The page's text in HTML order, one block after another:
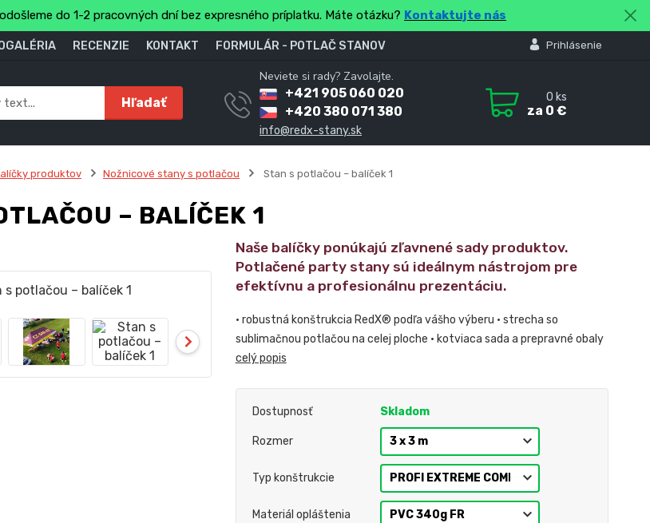
do 1-2 pracovných dní bez expresného príplatku. Máte otázku? Kontaktujte nás
RECENZIE KONTAKT FORMULÁR - POTLAČ STANOV Prihlásenie
Hľadať
Neviete si rady? Zavolajte.
+421 905 060 020
+420 380 071 380
info@redx-stany.sk
0 ks
za 0 €
produktov Nožnicové stany s potlačou Stan s potlačou – balíček 1
– BALÍČEK 1
Naše balíčky ponúkajú zľavnené sady produktov.
Potlačené party stany sú ideálnym nástrojom pre
efektívnu a profesionálnu prezentáciu.
• robustná konštrukcia RedX® podľa vášho výberu • strecha so
sublimačnou potlačou na celej ploche • kotviaca sada a prepravné obaly
celý popis
Dostupnosť Skladom
Rozmer
Typ konštrukcie
Materiál opláštenia